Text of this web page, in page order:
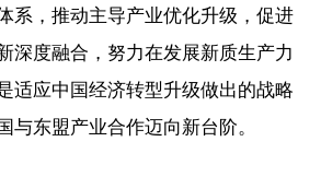
系，推动主导产业优化升级，促进
深度融合，努力在发展新质生产力
适应中国经济转型升级做出的战略
与东盟产业合作迈向新台阶。